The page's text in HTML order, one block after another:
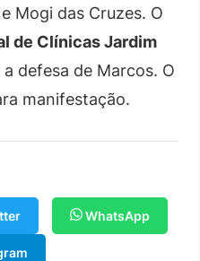
Mogi das Cruzes. O
de Clínicas Jardim
defesa de Marcos. O
manifestação.
WhatsApp